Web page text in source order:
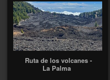
Ruta de los volcanes -
La Palma